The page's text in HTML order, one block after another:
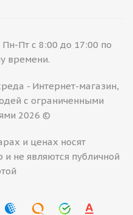
Пт с 8:00 до 17:00 по
времени.
- Интернет-магазин,
с ограниченными
2026 ©
и ценах носят
не являются публичной